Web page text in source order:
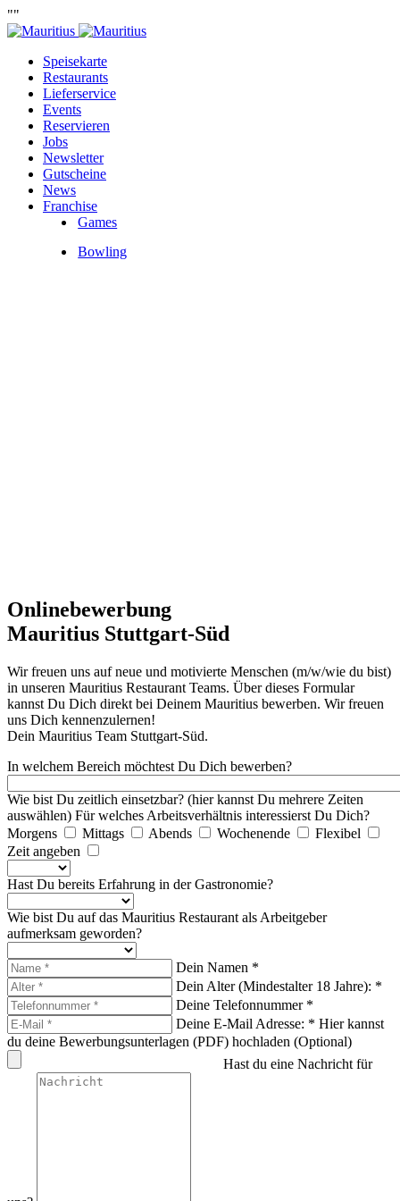
""
Speisekarte
Restaurants
Lieferservice
Events
Reservieren
Jobs
Newsletter
Gutscheine
News
Franchise
Games
Bowling
Onlinebewerbung
Mauritius Stuttgart-Süd
Wir freuen uns auf neue und motivierte Menschen (m/w/wie du bist)
in unseren Mauritius Restaurant Teams. Über dieses Formular
kannst Du Dich direkt bei Deinem Mauritius bewerben. Wir freuen
uns Dich kennenzulernen!
Dein Mauritius Team Stuttgart-Süd.
In welchem Bereich möchtest Du Dich bewerben?
Wie bist Du zeitlich einsetzbar? (hier kannst Du mehrere Zeiten
auswählen)
Morgens
Mittags Abends Wochenende
Flexibel
Zeit angeben
Für welches Arbeitsverhältnis interessierst Du Dich?
Hast Du bereits Erfahrung in der Gastronomie?
Wie bist Du auf das Mauritius Restaurant als Arbeitgeber
aufmerksam geworden?
Dein Namen *
Dein Alter (Mindestalter 18 Jahre): *
Deine Telefonnummer *
Deine E-Mail Adresse: * Hier kannst
du deine Bewerbungsunterlagen (PDF) hochladen (Optional)
Hast du eine Nachricht für